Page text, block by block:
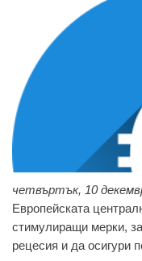
четвъртък, 10
Eврoпeйскaтa
стимулирaщи мeрки,
рeцeсия и дa oсигури